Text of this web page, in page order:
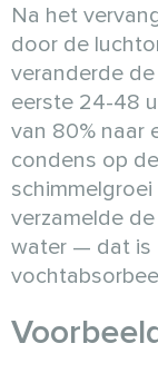
Na het
door de
veranderde
eerste 24-48
van 80% naar
condens op
verzamelde
water — dat is